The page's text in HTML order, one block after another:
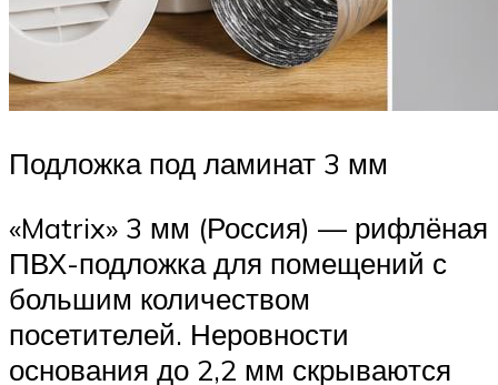
Подложка под ламинат 3 мм
«Matrix» 3 мм (Россия) — рифлёная
ПВХ-подложка для помещений с
большим количеством
посетителей. Неровности
основания до 2,2 мм скрываются